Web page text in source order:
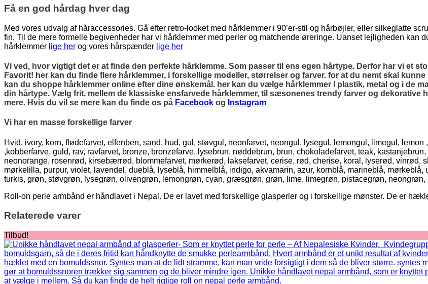
Få en god hårdag hver dag
Med vores udvalg af håraccessories. Gå efter retro-looket med hårklemmer i 90’er-stil og hårbøjler, eller silkeglatte
fin. Til de mere formelle begivenheder har vi hårklemmer med perler og matchende øreringe. Uanset lejligheden kan
hårklemmer lige her og vores hårspænder lige her
Vi ved, hvor vigtigt det er at finde den perfekte hårklemme. Som passer til ens egen hårtype. Derfor har vi et
Favorit! her kan du finde flere hårklemmer, i forskellige modeller, størrelser og farver. for at du nemt skal
kan du shoppe hårklemmer online efter dine ønskemål. her kan du vælge hårklemmer I plastik, metal og i de
din hårtype. Vælg frit, mellem de klassiske ensfarvede hårklemmer, til sæsonenes trendy farver og dekorative
mere. Hvis du vil se mere kan du finde os på Facebook og Instagram
Vi har en masse forskellige farver
Hvid, ivory, korn, flødefarvet, elfenben, sand, hud, gul, støvgul, neonfarvet, neongul, lysegul, lemongul, limegul,
,kobberfarve, guld, rav, ravfarvet, bronze, bronzefarve, lysebrun, nøddebrun, brun, chokoladefarvet, teak,
neonorange, rosenrød, kirsebærrød, blommefarvet, mørkerød, laksefarvet, cerise, rød, cherise, koral, lyserød, vinrød,
mørkelilla, purpur, violet, lavendel, dueblå, lyseblå, himmelblå, indigo, akvamarin, azur, kornblå, marineblå,
turkis, grøn, støvgrøn, lysegrøn, olivengrøn, lemongrøn, cyan, græsgrøn, grøn, lime, limegrøn, pistacegrøn,
Roll-on perle armbånd er håndlavet i Nepal. De er lavet med forskellige glasperler og i forskellige mønster. De er
Relaterede varer
Tilbud!